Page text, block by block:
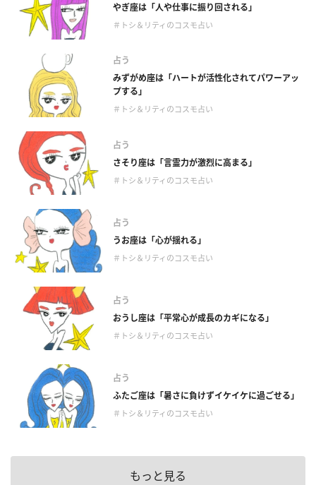
やぎ座は「人や仕事に振り回される」
＃トシ＆リティのコスモ占い
占う
みずがめ座は「ハートが活性化されてパワーアッ
プする」
＃トシ＆リティのコスモ占い
占う
さそり座は「言霊力が激烈に高まる」
＃トシ＆リティのコスモ占い
占う
うお座は「心が揺れる」
＃トシ＆リティのコスモ占い
占う
おうし座は「平常心が成長のカギになる」
＃トシ＆リティのコスモ占い
占う
ふたご座は「暑さに負けずイケイケに過ごせる」
＃トシ＆リティのコスモ占い
もっと見る